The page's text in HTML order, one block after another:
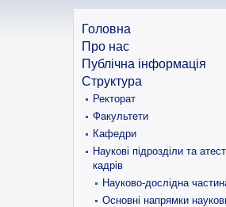
Головна
Про нас
Публічна інформація
Структура
Ректорат
Факультети
Кафедри
Наукові підрозділи та
кадрів
Науково-дослідна
Основні напрямки